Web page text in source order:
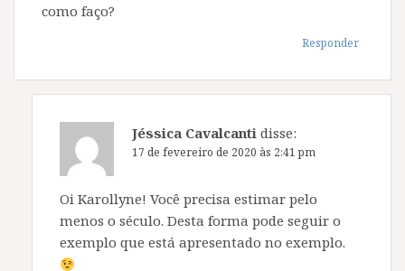
como faço?
Responder
Jéssica Cavalcanti disse:
17 de fevereiro de 2020 às 2:41 pm
Oi Karollyne! Você precisa estimar pelo
menos o século. Desta forma pode seguir o
exemplo que está apresentado no exemplo.